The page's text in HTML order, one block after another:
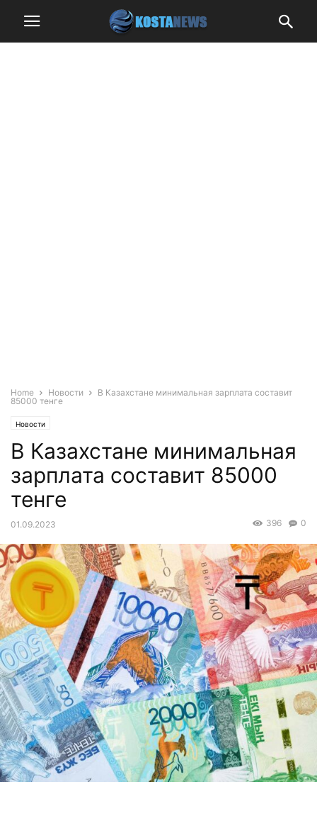
Home Новости
В Казахстане минимальная зарплата составит
85000 тенге
Новости
В Казахстане минимальная
зарплата составит 85000
тенге
01.09.2023 0
396